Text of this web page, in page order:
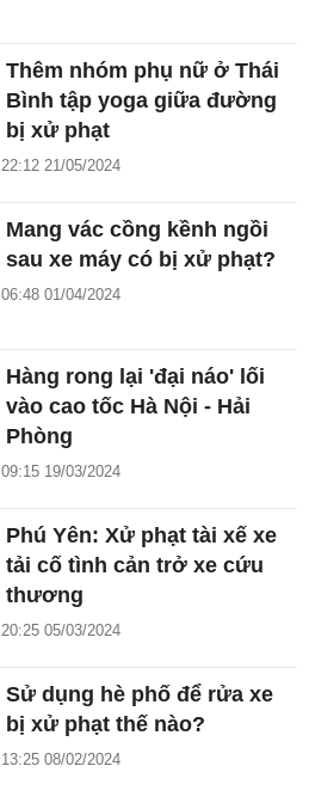
Thêm nhóm phụ nữ ở Thái
Bình tập yoga giữa đường
bị xử phạt
22:12 21/05/2024
Mang vác cồng kềnh ngồi
sau xe máy có bị xử phạt?
06:48 01/04/2024
Hàng rong lại 'đại náo' lối
vào cao tốc Hà Nội - Hải
Phòng
09:15 19/03/2024
Phú Yên: Xử phạt tài xế xe
tải cố tình cản trở xe cứu
thương
20:25 05/03/2024
Sử dụng hè phố để rửa xe
bị xử phạt thế nào?
13:25 08/02/2024